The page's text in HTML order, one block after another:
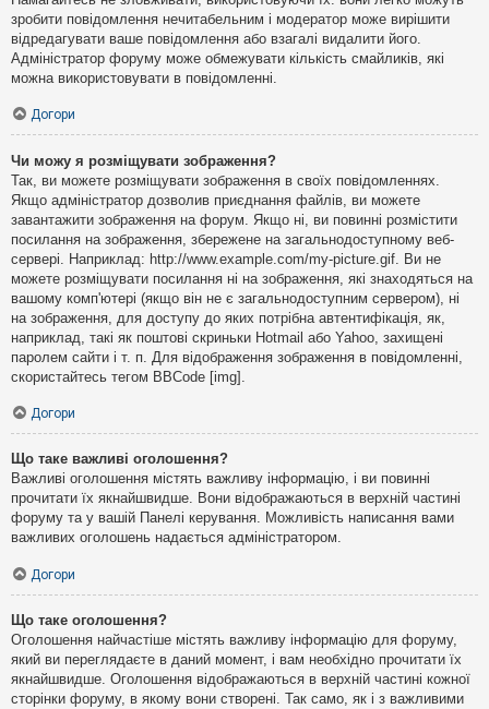
зробити повідомлення нечитабельним і модератор може вирішити
відредагувати ваше повідомлення або взагалі видалити його.
Адміністратор форуму може обмежувати кількість смайликів, які
можна використовувати в повідомленні.
Догори
Чи можу я розміщувати зображення?
Так, ви можете розміщувати зображення в своїх повідомленнях.
Якщо адміністратор дозволив приєднання файлів, ви можете
завантажити зображення на форум. Якщо ні, ви повинні розмістити
посилання на зображення, збережене на загальнодоступному веб-
сервері. Наприклад: http://www.example.com/my-picture.gif. Ви не
можете розміщувати посилання ні на зображення, які знаходяться на
вашому комп'ютері (якщо він не є загальнодоступним сервером), ні
на зображення, для доступу до яких потрібна автентифікація, як,
наприклад, такі як поштові скриньки Hotmail або Yahoo, захищені
паролем сайти і т. п. Для відображення зображення в повідомленні,
скористайтесь тегом BBCode [img].
Догори
Що таке важливі оголошення?
Важливі оголошення містять важливу інформацію, і ви повинні
прочитати їх якнайшвидше. Вони відображаються в верхній частині
форуму та у вашій Панелі керування. Можливість написання вами
важливих оголошень надається адміністратором.
Догори
Що таке оголошення?
Оголошення найчастіше містять важливу інформацію для форуму,
який ви переглядаєте в даний момент, і вам необхідно прочитати їх
якнайшвидше. Оголошення відображаються в верхній частині кожної
сторінки форуму, в якому вони створені. Так само, як і з важливими